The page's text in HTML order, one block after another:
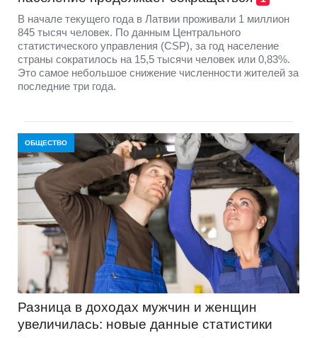
В начале текущего года в Латвии проживали 1 миллион
845 тысяч человек. По данным Центрального
статистического управления (CSP), за год население
страны сократилось на 15,5 тысячи человек или 0,83%.
Это самое небольшое снижение численности жителей за
последние три года.
ОБЩЕСТВО
Разница в доходах мужчин и женщин
увеличилась: новые данные статистики